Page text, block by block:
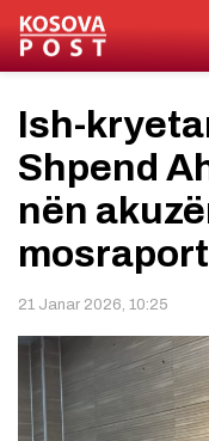
Ish-
Shpend
nën
21 Janar 2026, 10:25